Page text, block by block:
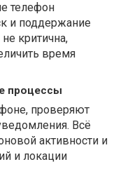
телефон
и поддержание
критична,
время
процессы
проверяют
Всё
активности и
и локации